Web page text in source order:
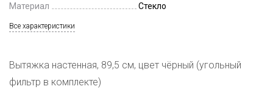
Материал
Стекло
Все характеристики
Вытяжка настенная, 89,5 см, цвет чёрный (угольный
фильтр в комплекте)